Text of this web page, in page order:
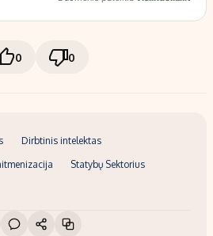
0 0
Dirbtinis intelektas
Statybų Sektorius